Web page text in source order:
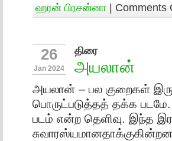
ஹரன் பிரசன்னா | Comments
26
Jan 2024
திரை
அயலான்
அயலான் – பல குறைகள்
பொருட்படுத்தத் தக்க
படம் என்ற தெளிவு. இந்த